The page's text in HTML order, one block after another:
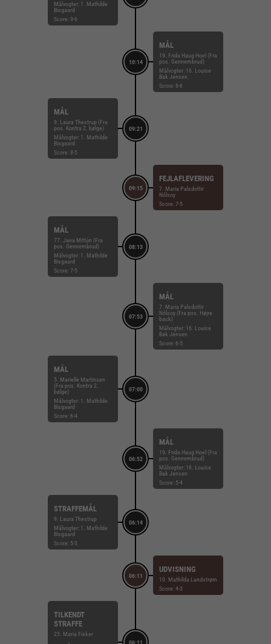
Målvogter: 1. Mathilde
Bisgaard
Score: 9-6
10:14
MÅL
19. Frida Haug Hoel (Fra
pos. Gennembrud)
Målvogter: 16. Louise
Bak Jensen
Score: 8-6
09:21
MÅL
9. Laura Thestrup (Fra
pos. Kontra 2. bølge)
Målvogter: 1. Mathilde
Bisgaard
Score: 8-5
09:15
FEJLAFLEVERING
7. Maria Palsdottir
Nólsoy
Score: 7-5
08:13
MÅL
77. Jana Mittún (Fra
pos. Gennembrud)
Målvogter: 1. Mathilde
Bisgaard
Score: 7-5
07:53
MÅL
7. Maria Palsdottir
Nólsoy (Fra pos. Højre
back)
Målvogter: 16. Louise
Bak Jensen
Score: 6-5
07:00
MÅL
5. Marielle Martinsen
(Fra pos. Kontra 2.
bølge)
Målvogter: 1. Mathilde
Bisgaard
Score: 6-4
06:52
MÅL
19. Frida Haug Hoel (Fra
pos. Gennembrud)
Målvogter: 16. Louise
Bak Jensen
Score: 5-4
06:14
STRAFFEMÅL
9. Laura Thestrup
Målvogter: 1. Mathilde
Bisgaard
Score: 5-3
06:11
UDVISNING
10. Mathilda Lundstrøm
Score: 4-3
06:11
TILKENDT
STRAFFE
25. Maria Fisker